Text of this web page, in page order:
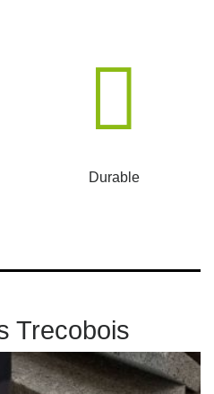
Durable
Trecobois